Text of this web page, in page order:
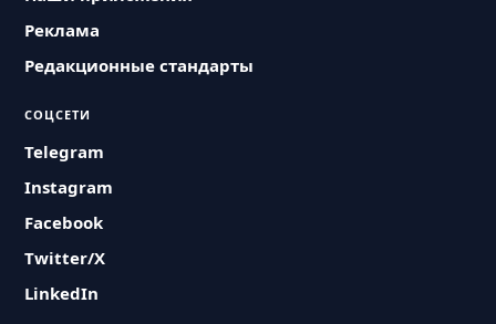
Реклама
Редакционные стандарты
СОЦСЕТИ
Telegram
Instagram
Facebook
Twitter/X
LinkedIn